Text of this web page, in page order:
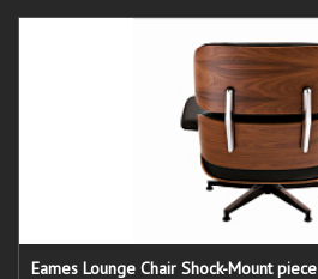
Eames Lounge Chair Shock-Mount piece